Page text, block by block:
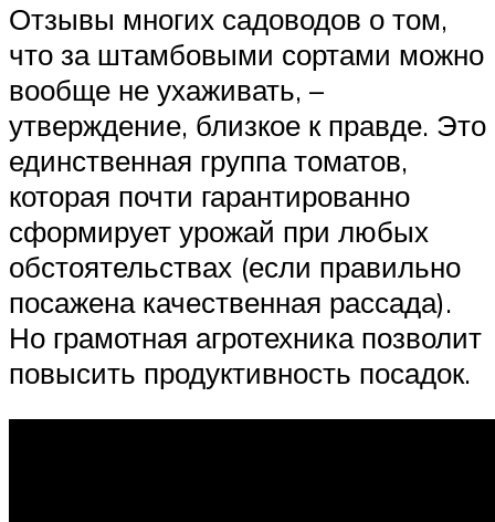
Отзывы многих садоводов о том,
что за штамбовыми сортами можно
вообще не ухаживать, –
утверждение, близкое к правде. Это
единственная группа томатов,
которая почти гарантированно
сформирует урожай при любых
обстоятельствах (если правильно
посажена качественная рассада).
Но грамотная агротехника позволит
повысить продуктивность посадок.